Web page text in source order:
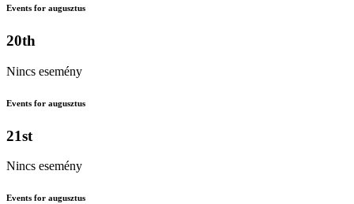
Events for augusztus
20th
Nincs esemény
Events for augusztus
21st
Nincs esemény
Events for augusztus